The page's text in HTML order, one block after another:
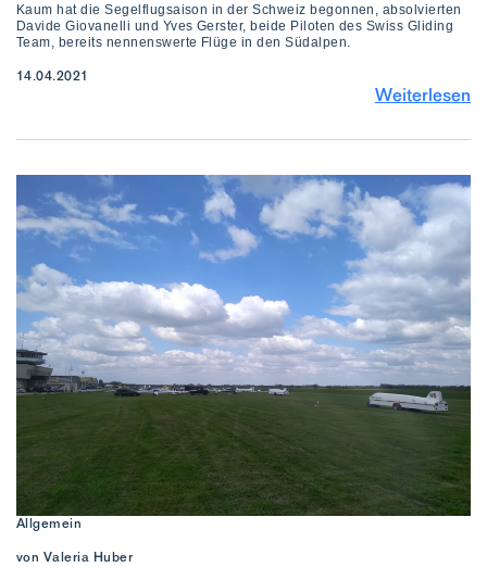
Kaum hat die Segelflugsaison in der Schweiz begonnen, absolvierten
Davide Giovanelli und Yves Gerster, beide Piloten des Swiss Gliding
Team, bereits nennenswerte Flüge in den Südalpen.
14.04.2021
Weiterlesen
Allgemein
von Valeria Huber